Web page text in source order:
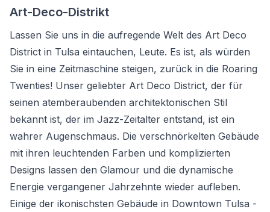
Art-Deco-Distrikt
Lassen Sie uns in die aufregende Welt des Art Deco
District in Tulsa eintauchen, Leute. Es ist, als würden
Sie in eine Zeitmaschine steigen, zurück in die Roaring
Twenties! Unser geliebter Art Deco District, der für
seinen atemberaubenden architektonischen Stil
bekannt ist, der im Jazz-Zeitalter entstand, ist ein
wahrer Augenschmaus. Die verschnörkelten Gebäude
mit ihren leuchtenden Farben und komplizierten
Designs lassen den Glamour und die dynamische
Energie vergangener Jahrzehnte wieder aufleben.
Einige der ikonischsten Gebäude in Downtown Tulsa -